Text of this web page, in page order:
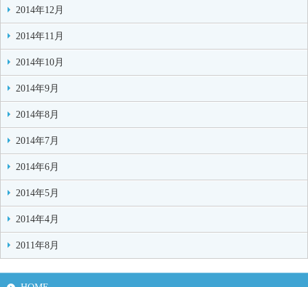
2014年12月
2014年11月
2014年10月
2014年9月
2014年8月
2014年7月
2014年6月
2014年5月
2014年4月
2011年8月